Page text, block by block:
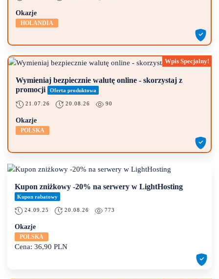
Okazje
HOLANDIA
Wymieniaj bezpiecznie walutę online - skorzystaj z
promocji
Oferta produktowa
21.07.26 20.08.26 90
Okazje
POLSKA
Kupon zniżkowy -20% na serwery w LightHosting
Kupon rabatowy
24.09.25 20.08.26 773
Okazje
POLSKA
Cena: 36,90 PLN